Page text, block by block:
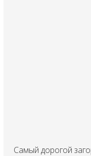
Самый дорогой